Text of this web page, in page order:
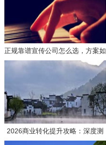
正规靠谱宣传公司怎么选，方案如
何策划才有效？
2026商业转化提升攻略：深度测
评如何选择高效媒体发稿供应商